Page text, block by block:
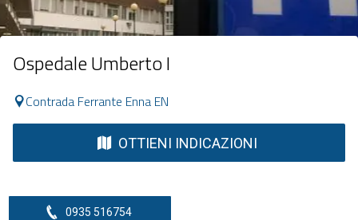
Ospedale Umberto I
Contrada Ferrante Enna EN
OTTIENI INDICAZIONI
0935 516754